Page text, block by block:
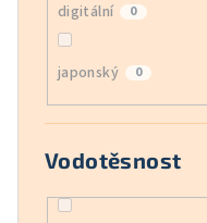
digitální 0
japonský 0
Vodotěsnost